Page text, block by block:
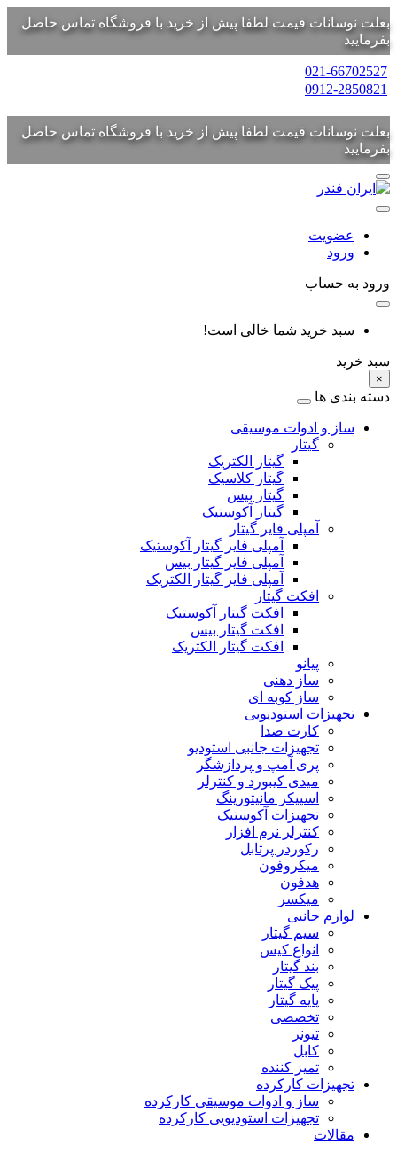
بعلت نوسانات قیمت لطفا پیش از خرید با فروشگاه تماس حاصل
بفرمایید
021-66702527
0912-2850821
بعلت نوسانات قیمت لطفا پیش از خرید با فروشگاه تماس حاصل
بفرمایید
عضویت
ورود
ورود به حساب
سبد خرید شما خالی است!
سبد خرید
×
دسته بندی ها
ساز و ادوات موسیقی
گیتار
گیتار الکتریک
گیتار کلاسیک
گیتار بیس
گیتار آکوستیک
آمپلی فایر گیتار
آمپلی فایر گیتار آکوستیک
آمپلی فایر گیتار بیس
آمپلی فایر گیتار الکتریک
افکت گیتار
افکت گیتار آکوستیک
افکت گیتار بیس
افکت گیتار الکتریک
پیانو
ساز دهنی
ساز کوبه ای
تجهیزات استودیویی
کارت صدا
تجهیزات جانبی استودیو
پری آمپ و پردازشگر
میدی کیبورد و کنترلر
اسپیکر مانیتورینگ
تجهیزات آکوستیک
کنترلر نرم افزار
رکوردر پرتابل
میکروفون
هدفون
میکسر
لوازم جانبی
سیم گیتار
انواع کیس
بند گیتار
پیک گیتار
پایه گیتار
تخصصی
تیونر
کابل
تمیز کننده
تجهیزات کارکرده
ساز و ادوات موسیقی کارکرده
تجهیزات استودیویی کارکرده
مقالات